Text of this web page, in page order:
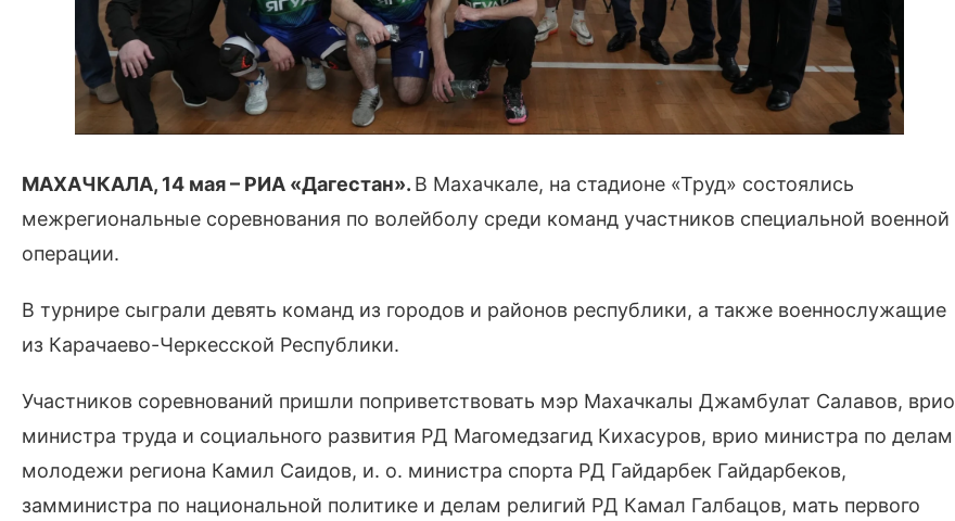
МАХАЧКАЛА, 14 мая – РИА «Дагестан». В Махачкале, на стадионе «Труд» состоялись
межрегиональные соревнования по волейболу среди команд участников специальной военной
операции.
В турнире сыграли девять команд из городов и районов республики, а также военнослужащие
из Карачаево-Черкесской Республики.
Участников соревнований пришли поприветствовать мэр Махачкалы Джамбулат Салавов, врио
министра труда и социального развития РД Магомедзагид Кихасуров, врио министра по делам
молодежи региона Камил Саидов, и. о. министра спорта РД Гайдарбек Гайдарбеков,
замминистра по национальной политике и делам религий РД Камал Галбацов, мать первого